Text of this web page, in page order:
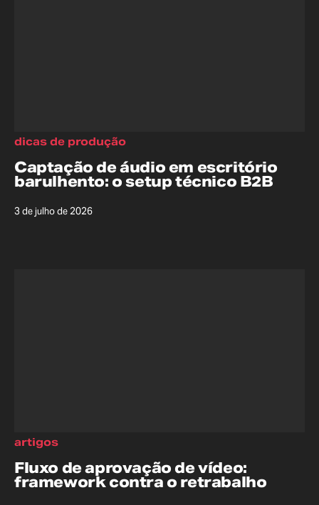
Captação de áudio em escritório
barulhento: o setup técnico B2B
3 de julho de 2026
dicas de produção
Fluxo de aprovação de vídeo:
framework contra o retrabalho
artigos